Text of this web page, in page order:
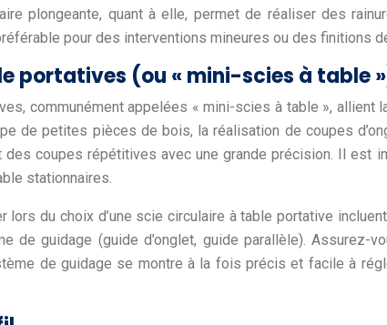
plongeante, quant à elle, permet de réaliser des
pour des interventions mineures ou des finitions
portatives (ou « mini-scies à table
communément appelées « mini-scies à table », allient
de petites pièces de bois, la réalisation de coupes
des coupes répétitives avec une grande précision. Il
stationnaires.
du choix d’une scie circulaire à table portative
de guidage (guide d’onglet, guide parallèle).
de guidage se montre à la fois précis et facile à